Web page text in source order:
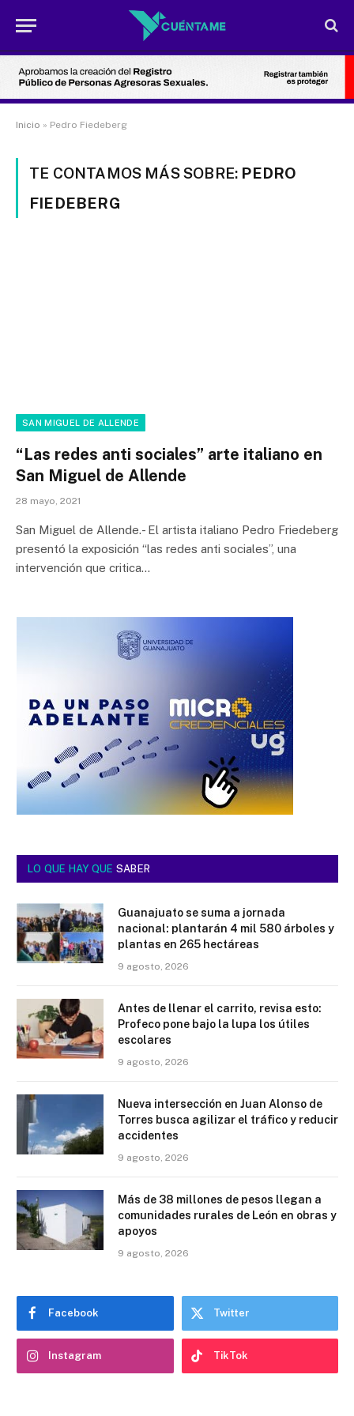
Inicio » Pedro Fiedeberg
TE CONTAMOS MÁS SOBRE: PEDRO
FIEDEBERG
SAN MIGUEL DE ALLENDE
“Las redes anti sociales” arte italiano en
San Miguel de Allende
28 mayo, 2021
San Miguel de Allende.- El artista italiano Pedro Friedeberg
presentó la exposición “las redes anti sociales”, una
intervención que critica…
LO QUE HAY QUE SABER
Guanajuato se suma a jornada
nacional: plantarán 4 mil 580 árboles y
plantas en 265 hectáreas
9 agosto, 2026
Antes de llenar el carrito, revisa esto:
Profeco pone bajo la lupa los útiles
escolares
9 agosto, 2026
Nueva intersección en Juan Alonso de
Torres busca agilizar el tráfico y reducir
accidentes
9 agosto, 2026
Más de 38 millones de pesos llegan a
comunidades rurales de León en obras y
apoyos
9 agosto, 2026
Facebook Twitter
Instagram TikTok